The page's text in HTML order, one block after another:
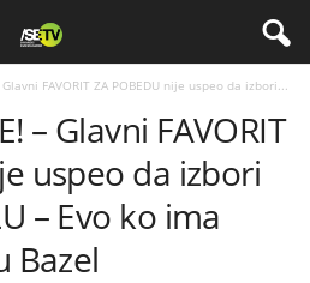
Glavni FAVORIT ZA POBEDU nije uspeo da izbori...
– Glavni FAVORIT
uspeo da izbori
– Evo ko ima
Bazel